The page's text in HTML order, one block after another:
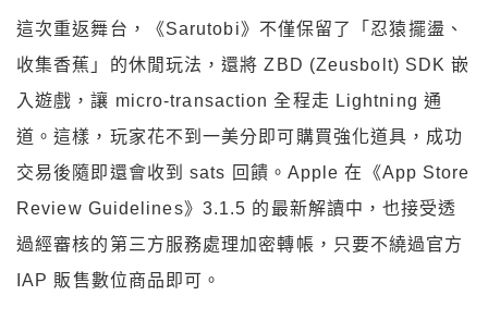
這次重返舞台，《Sarutobi》不僅保留了「忍猿擺盪、
收集香蕉」的休閒玩法，還將 ZBD (Zeusbolt) SDK 嵌
入遊戲，讓 micro-transaction 全程走 Lightning 通
道。這樣，玩家花不到一美分即可購買強化道具，成功
交易後隨即還會收到 sats 回饋。Apple 在《App Store
Review Guidelines》3.1.5 的最新解讀中，也接受透
過經審核的第三方服務處理加密轉帳，只要不繞過官方
IAP 販售數位商品即可。